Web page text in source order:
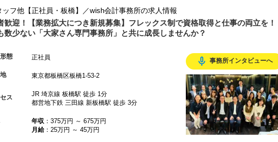
大きな水槽を置いて、お客様をお迎えしています。
森・海・和と3つのテーマに基づいて構成されており、
タッフもくつろげる雰囲気を大事にしています。
０代が１/４ずつ在籍する、バランスの良い組織です。
ークを大事にし、皆で楽しく働けることを第一に考えています。
雰囲気を盛り上げてくれる明るい方、大歓迎です！
間１時間は、業務の都合に合わせて好きな時間に取得できます。
い人は、ファミレスに行って勉強していたりもします。
ワーク環境
ッフ他【正社員・板橋】／wish会計事務所の求人情報
歓迎！【業務拡大につき新規募集】フレックス制で資格取得と仕事の両立を！
数少ない「大家さん専門事務所」と共に成長しませんか？
態 正社員
東京都板橋区板橋1-53-2
ス
JR 埼京線 板橋駅 徒歩 1分
都営地下鉄 三田線 新板橋駅 徒歩 3分
年収 ：375万円 ～ 675万円
月給：25万円 ～ 45万円
mic_none 事務所インタビューへ